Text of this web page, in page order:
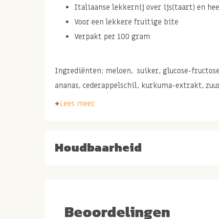
Italiaanse lekkernij over ijs(taart) en
Voor een lekkere fruitige bite
Verpakt per 100 gram
Ingrediënten: meloen, suiker, glucose-
ananas, cederappelschil, kurkuma-extrakt,
kleurstoffen (E120, E131)
fruitige vulling door de cassata te
Allergie informatie
Lees meer
Houdbaarheid
Beoordelingen